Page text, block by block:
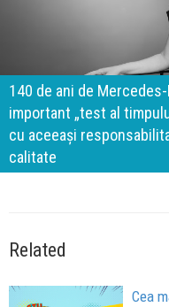
140 de ani de
important „test al
cu aceeași
calitate
Related
Cea